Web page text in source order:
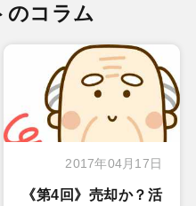
のコラム
2017年04月17日
《第4回》売却か？活